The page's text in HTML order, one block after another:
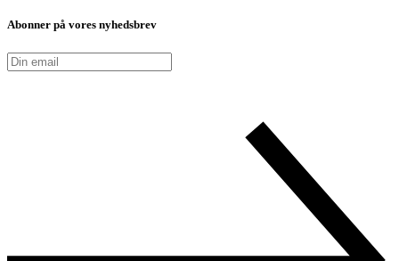
Abonner på vores nyhedsbrev